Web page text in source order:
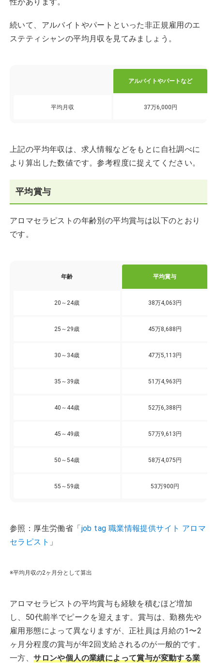
続いて、アルバイトやパートといった非正規雇用のエ
ステティシャンの平均月収を見てみましょう。
アルバイトやパートなど
平均月収 37万6,000円
上記の平均年収は、求人情報などをもとに自社調べに
より算出した数値です。参考程度に捉えてください。
平均賞与
アロマセラピストの年齢別の平均賞与は以下のとおり
です。
年齢 平均賞与
20～24歳 38万4,063円
25～29歳 45万8,688円
30～34歳 47万5,113円
35～39歳 51万4,963円
40～44歳 52万6,388円
45～49歳 57万9,613円
50～54歳 58万4,075円
55～59歳 53万900円
参照：厚生労働省「job tag 職業情報提供サイト アロマ
セラピスト 」
※平均月収の2ヶ月分として算出
アロマセラピストの平均賞与も経験を積むほど増加
し、50代前半でピークを迎えます。賞与は、勤務先や
雇用形態によって異なりますが、正社員は月給の1〜2
ヶ月分程度の賞与が年2回支給されるのが一般的です。
一方、サロンや個人の業績によって賞与が変動する業